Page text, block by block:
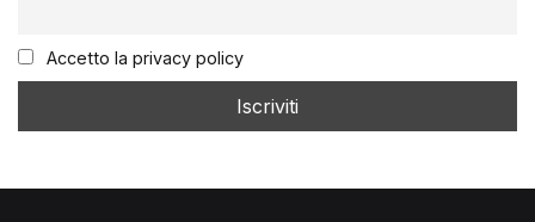
Accetto la privacy policy